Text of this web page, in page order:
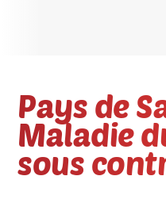
Pays de
Maladie
sous